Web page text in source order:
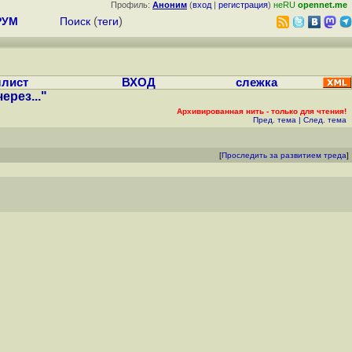
Профиль: Аноним (вход | регистрация) неRU opennet.me
Поиск (теги)
ВХОД слежка
Архивированная нить - только для чтения!
Пред. тема | След. тема
[Проследить за развитием треда]